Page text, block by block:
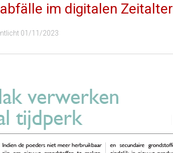
im digitalen Zeitalter
01/11/2023